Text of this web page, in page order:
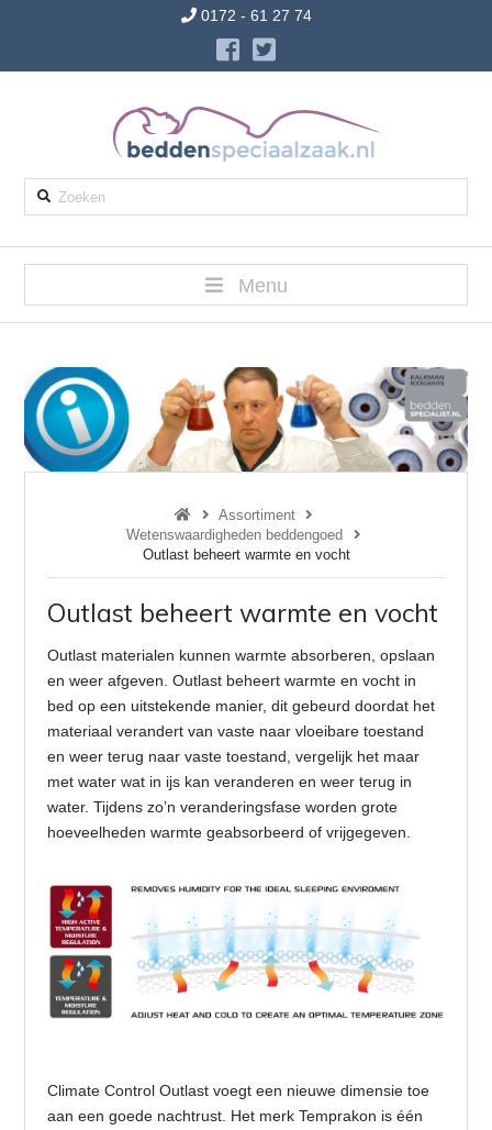
0172 - 61 27 74
Zoeken
Menu
Assortiment
Wetenswaardigheden beddengoed
Outlast beheert warmte en vocht
Outlast beheert warmte en vocht
Outlast materialen kunnen warmte absorberen, opslaan
en weer afgeven. Outlast beheert warmte en vocht in
bed op een uitstekende manier, dit gebeurd doordat het
materiaal verandert van vaste naar vloeibare toestand
en weer terug naar vaste toestand, vergelijk het maar
met water wat in ijs kan veranderen en weer terug in
water. Tijdens zo’n veranderingsfase worden grote
hoeveelheden warmte geabsorbeerd of vrijgegeven.
Climate Control Outlast voegt een nieuwe dimensie toe
aan een goede nachtrust. Het merk Temprakon is één